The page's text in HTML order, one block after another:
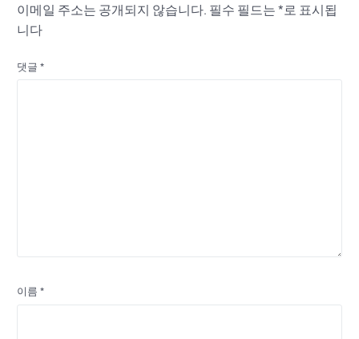
이메일 주소는 공개되지 않습니다. 필수 필드는*로 표시됩
니다
댓글*
이름*